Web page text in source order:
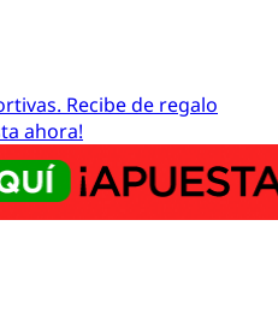
Recibe de regalo
ahora!